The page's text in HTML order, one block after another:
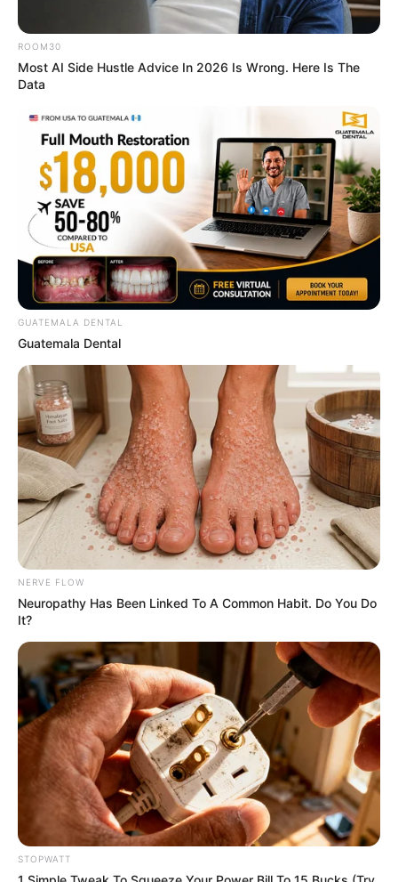
Flip This Switch: Next Month Your Electric Bill
Won't Be $245 But $14
STOPWATT
Homeowners: The Hidden Breaker Bleed That
Triples Your Power Bill
STOPWATT
She Spends Millions To Transform Herself Into A
Barbie Doll!
BRAINBERRIES
Once Criticized For Her Figure, Now She's Turning
ROOM30
Most AI Side Hustle Advice In 2026 Is Wrong. Here Is The
Data
GUATEMALA DENTAL
Guatemala Dental
NERVE FLOW
Neuropathy Has Been Linked To A Common Habit. Do You Do
It?
STOPWATT